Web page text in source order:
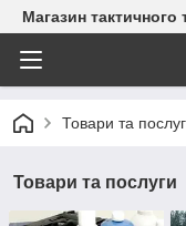
Магазин
Товари та
Товари та послуги